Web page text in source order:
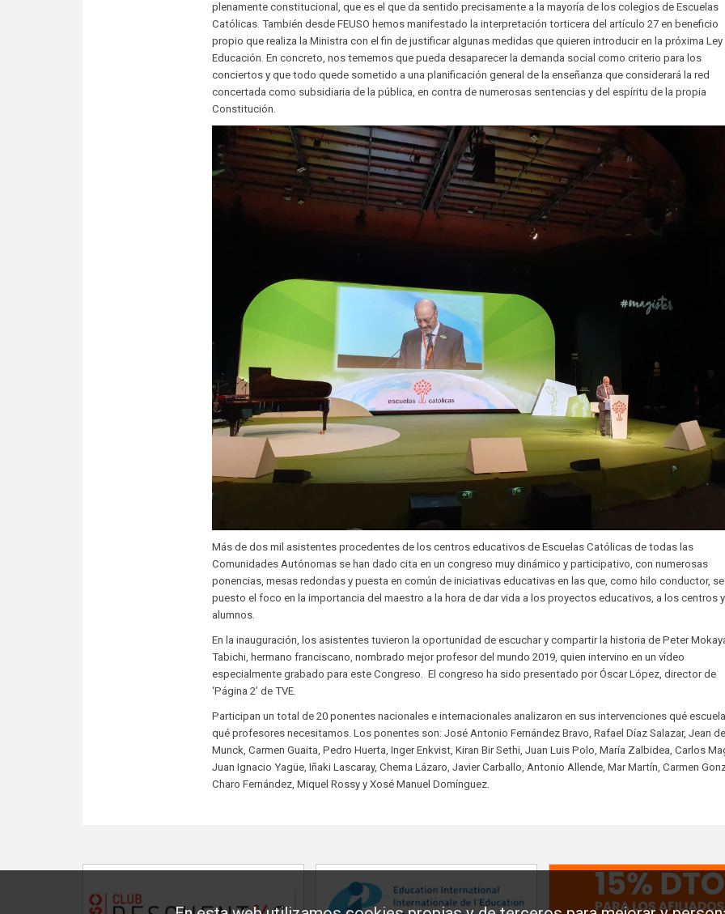
plenamente constitucional, que es el que da sentido precisamente a la mayoría de los colegios de Escuelas
Católicas. También desde FEUSO hemos manifestado la interpretación torticera del artículo 27 en beneficio
propio que realiza la Ministra con el fin de justificar algunas medidas que quieren introducir en la próxima Ley
Educación. En concreto, nos tememos que pueda desaparecer la demanda social como criterio para los
conciertos y que todo quede sometido a una planificación general de la enseñanza que considerará la red
concertada como subsidiaria de la pública, en contra de numerosas sentencias y del espíritu de la propia
Constitución.
Más de dos mil asistentes procedentes de los centros educativos de Escuelas Católicas de todas las
Comunidades Autónomas se han dado cita en un congreso muy dinámico y participativo, con numerosas
ponencias, mesas redondas y puesta en común de iniciativas educativas en las que, como hilo conductor,
puesto el foco en la importancia del maestro a la hora de dar vida a los proyectos educativos, a los centros
alumnos.
En la inauguración, los asistentes tuvieron la oportunidad de escuchar y compartir la historia de Peter
Tabichi, hermano franciscano, nombrado mejor profesor del mundo 2019, quien intervino en un vídeo
especialmente grabado para este Congreso. El congreso ha sido presentado por Óscar López, director de
‘Página 2’ de TVE.
Participan un total de 20 ponentes nacionales e internacionales analizaron en sus intervenciones qué
qué profesores necesitamos. Los ponentes son: José Antonio Fernández Bravo, Rafael Díaz Salazar, Jean
Munck, Carmen Guaita, Pedro Huerta, Inger Enkvist, Kiran Bir Sethi, Juan Luis Polo, María Zalbidea, Carlos
Juan Ignacio Yagüe, Iñaki Lascaray, Chema Lázaro, Javier Carballo, Antonio Allende, Mar Martín, Carmen
Charo Fernández, Miquel Rossy y Xosé Manuel Domínguez.